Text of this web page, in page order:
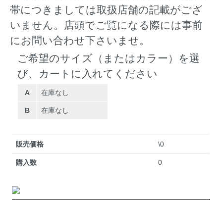
帯につきましては取扱店舗の記載がござ
いません。店頭でご覧になる際には事前
にお問い合わせ下さいませ。
ご希望のサイズ（またはカラー）を選
び、カートに入れてください
A 在庫なし
B 在庫なし
販売価格 \0
購入数 0